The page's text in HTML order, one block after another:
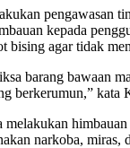
pengawasan
kepada
bising agar tidak
barang bawaan
berkerumun,” kata
melakukan
narkoba, miras,